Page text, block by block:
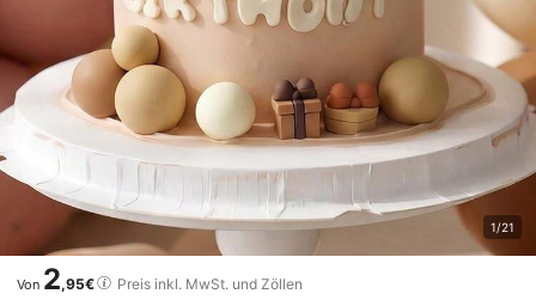
1/21
Von 2,95€ Preis inkl. MwSt. und Zöllen